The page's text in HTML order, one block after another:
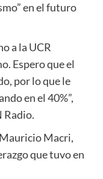
en el futuro
a la UCR
Espero que el
por lo que le
en el 40%”,
Radio.
Macri,
que tuvo en